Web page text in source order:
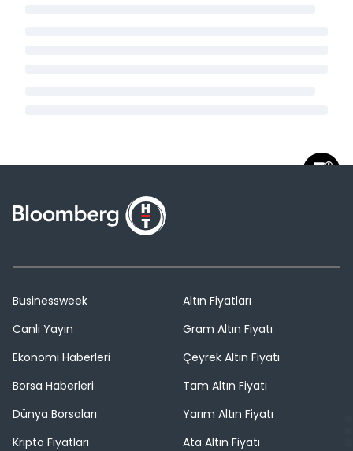
Businessweek
Canlı Yayın
Ekonomi Haberleri
Borsa Haberleri
Dünya Borsaları
Kripto Fiyatları
Altın Fiyatları
Gram Altın Fiyatı
Çeyrek Altın Fiyatı
Tam Altın Fiyatı
Yarım Altın Fiyatı
Ata Altın Fiyatı